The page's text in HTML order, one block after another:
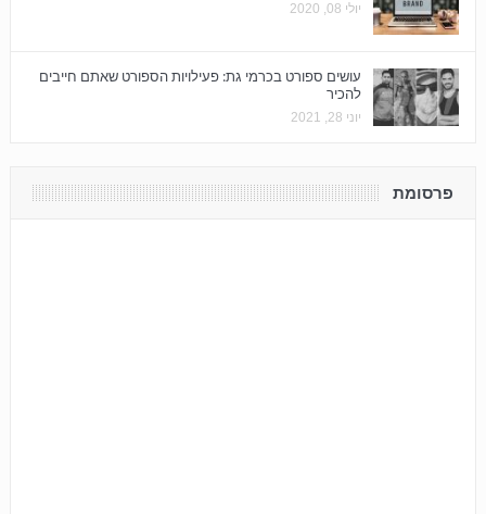
יולי 08, 2020
עושים ספורט בכרמי גת: פעילויות הספורט שאתם חייבים
להכיר
יוני 28, 2021
פרסומת